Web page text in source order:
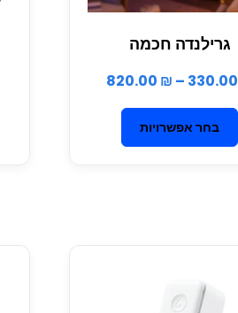
גרילנדה חכמה
330.00
–
820.00 ₪
בחר אפשרויות